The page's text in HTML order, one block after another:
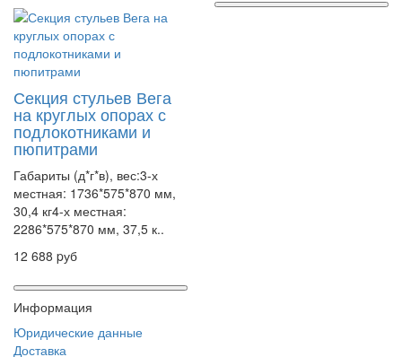
Секция стульев Вега
на круглых опорах с
подлокотниками и
пюпитрами
Габариты (д*г*в), вес:3-х
местная: 1736*575*870 мм,
30,4 кг4-х местная:
2286*575*870 мм, 37,5 к..
12 688 pуб
Информация
Юридические данные
Доставка